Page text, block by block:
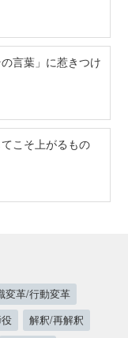
言葉」に惹きつけ
こそ上がるもの
変革/行動変革
解釈/再解釈